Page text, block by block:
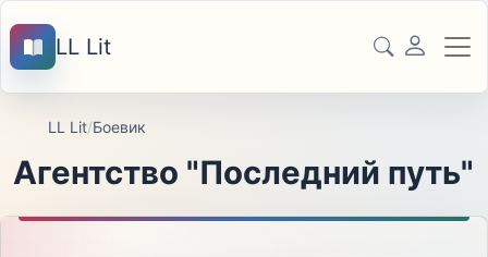
LL Lit
LL Lit/Боевик
Агентство "Последний путь"